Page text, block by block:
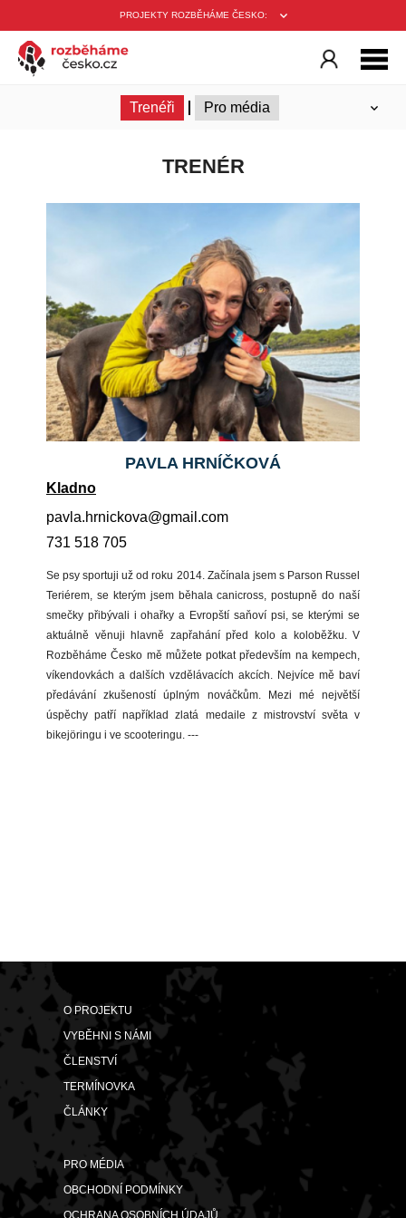
PROJEKTY ROZBĚHÁME ČESKO:
O projektu Ambasadoři
Trenéři Pro média
TRENÉR
PAVLA HRNÍČKOVÁ
Kladno
moc.liamg@avokcinrh.alvap
731 518 705
Se psy sportuji už od roku 2014. Začínala jsem s Parson Russel
Teriérem, se kterým jsem běhala canicross, postupně do naší
smečky přibývali i ohařky a Evropští saňoví psi, se kterými se
aktuálně věnuji hlavně zapřahání před kolo a koloběžku. V
Rozběháme Česko mě můžete potkat především na kempech,
víkendovkách a dalších vzdělávacích akcích. Nejvíce mě baví
předávání zkušeností úplným nováčkům. Mezi mé největší
úspěchy patří například zlatá medaile z mistrovství světa v
bikejöringu i ve scooteringu. ---
O PROJEKTU
VYBĚHNI S NÁMI
ČLENSTVÍ
TERMÍNOVKA
ČLÁNKY
PRO MÉDIA
OBCHODNÍ PODMÍNKY